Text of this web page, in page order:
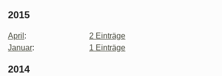
2015
April :
2 Einträge
Januar: 1 Einträge
2014